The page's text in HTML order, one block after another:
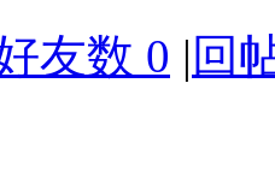
友数 0 | 回